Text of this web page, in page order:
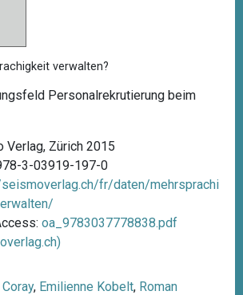
verwalten?
Personalrekrutierung beim
Verlag, Zürich 2015
3-03919-197-0
fr/daten/mehrsprachi
oa_9783037778838.pdf
, Emilienne Kobelt, Roman